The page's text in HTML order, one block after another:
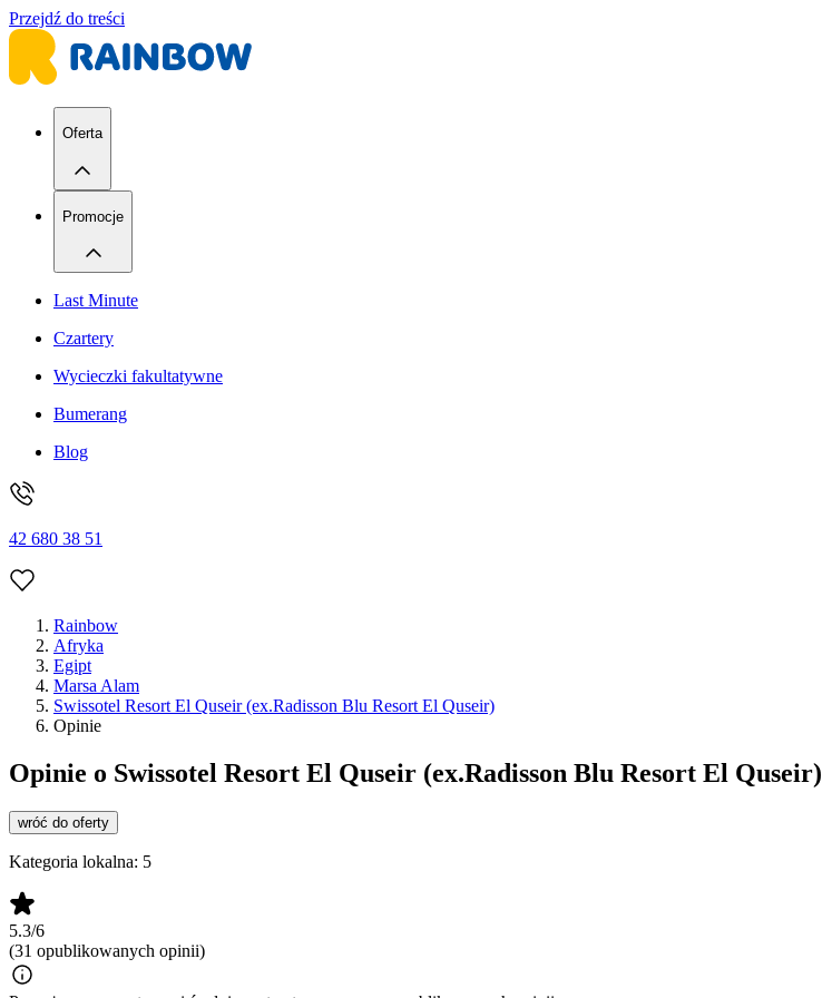
Przejdź do treści
Oferta
Promocje
Last Minute
Czartery
Wycieczki fakultatywne
Bumerang
Blog
42 680 38 51
Rainbow
Afryka
Egipt
Marsa Alam
Swissotel Resort El Quseir (ex.Radisson Blu Resort El Quseir)
Opinie
Opinie o Swissotel Resort El Quseir (ex.Radisson Blu Resort El Quseir)
wróć do oferty
Kategoria lokalna: 5
5.3/6
(31 opublikowanych opinii)